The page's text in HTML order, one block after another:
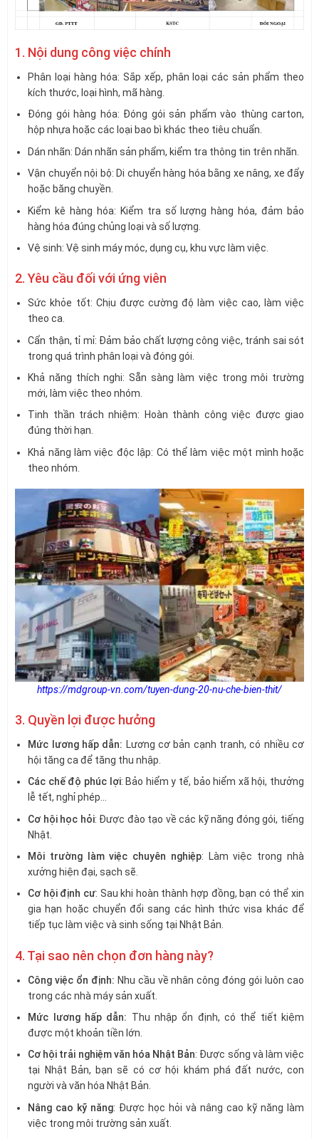
1. Nội dung công việc chính
Phân loại hàng hóa: Sắp xếp, phân loại các sản phẩm theo
kích thước, loại hình, mã hàng.
Đóng gói hàng hóa: Đóng gói sản phẩm vào thùng carton,
hộp nhựa hoặc các loại bao bì khác theo tiêu chuẩn.
Dán nhãn: Dán nhãn sản phẩm, kiểm tra thông tin trên nhãn.
Vận chuyển nội bộ: Di chuyển hàng hóa bằng xe nâng, xe đẩy
hoặc băng chuyền.
Kiểm kê hàng hóa: Kiểm tra số lượng hàng hóa, đảm bảo
hàng hóa đúng chủng loại và số lượng.
Vệ sinh: Vệ sinh máy móc, dụng cụ, khu vực làm việc.
2. Yêu cầu đối với ứng viên
Sức khỏe tốt: Chịu được cường độ làm việc cao, làm việc
theo ca.
Cẩn thận, tỉ mỉ: Đảm bảo chất lượng công việc, tránh sai sót
trong quá trình phân loại và đóng gói.
Khả năng thích nghi: Sẵn sàng làm việc trong môi trường
mới, làm việc theo nhóm.
Tinh thần trách nhiệm: Hoàn thành công việc được giao
đúng thời hạn.
Khả năng làm việc độc lập: Có thể làm việc một mình hoặc
theo nhóm.
https://mdgroup-vn.com/tuyen-dung-20-nu-che-bien-thit/
3. Quyền lợi được hưởng
Mức lương hấp dẫn: Lương cơ bản cạnh tranh, có nhiều cơ
hội tăng ca để tăng thu nhập.
Các chế độ phúc lợi: Bảo hiểm y tế, bảo hiểm xã hội, thưởng
lễ tết, nghỉ phép…
Cơ hội học hỏi: Được đào tạo về các kỹ năng đóng gói, tiếng
Nhật.
Môi trường làm việc chuyên nghiệp: Làm việc trong nhà
xưởng hiện đại, sạch sẽ.
Cơ hội định cư: Sau khi hoàn thành hợp đồng, bạn có thể xin
gia hạn hoặc chuyển đổi sang các hình thức visa khác để
tiếp tục làm việc và sinh sống tại Nhật Bản.
4. Tại sao nên chọn đơn hàng này?
Công việc ổn định: Nhu cầu về nhân công đóng gói luôn cao
trong các nhà máy sản xuất.
Mức lương hấp dẫn: Thu nhập ổn định, có thể tiết kiệm
được một khoản tiền lớn.
Cơ hội trải nghiệm văn hóa Nhật Bản: Được sống và làm việc
tại Nhật Bản, bạn sẽ có cơ hội khám phá đất nước, con
người và văn hóa Nhật Bản.
Nâng cao kỹ năng: Được học hỏi và nâng cao kỹ năng làm
việc trong môi trường sản xuất.